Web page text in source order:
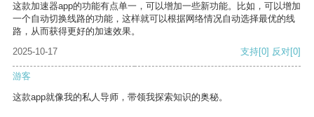
这款加速器app的功能有点单一，可以增加一些新功能。比如，可以增加
一个自动切换线路的功能，这样就可以根据网络情况自动选择最优的线
路，从而获得更好的加速效果。
2025-10-17
支持[0] 反对[0]
游客
这款app就像我的私人导师，带领我探索知识的奥秘。